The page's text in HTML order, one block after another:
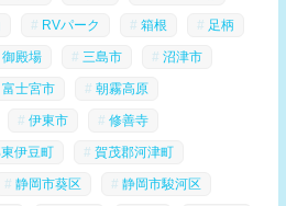
RVパーク 箱根 足柄
御殿場 三島市 沼津市
富士宮市 朝霧高原
伊東市 修善寺
伊豆町 賀茂郡河津町
静岡市葵区 静岡市駿河区